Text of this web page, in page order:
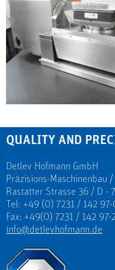
QUALITY AND
Detlev Hofmann GmbH
Präzisions-Maschinenbau
Rastatter Strasse 36 / D -
Tel: +49 (0) 7231 / 142 97-
Fax: +49(0) 7231 / 142 97-
info@detlevhofmann.de